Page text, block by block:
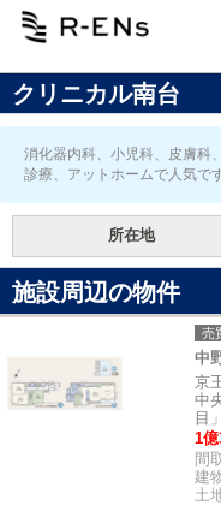
クリニカル南台
消化器内科、小児科、皮膚科
診療、アットホームで人気で
所在地
施設周辺の物件
売
中
京
中
目
1
間
建
土